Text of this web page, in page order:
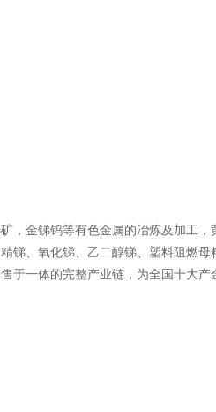
，金锑钨等有色金属的冶炼及加工
锑、氧化锑、乙二醇锑、塑料阻燃母
于一体的完整产业链，为全国十大